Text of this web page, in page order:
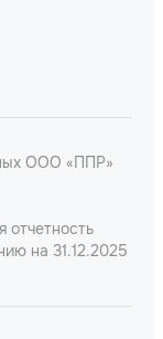
ООО «ППР»
отчетность
на 31.12.2025